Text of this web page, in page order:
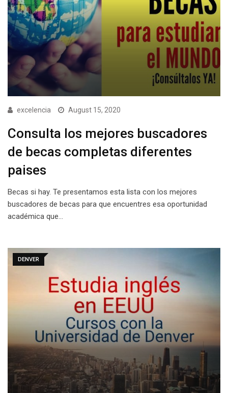
excelencia August 15, 2020
Consulta los mejores buscadores
de becas completas diferentes
paises
Becas si hay. Te presentamos esta lista con los mejores
buscadores de becas para que encuentres esa oportunidad
académica que…
DENVER